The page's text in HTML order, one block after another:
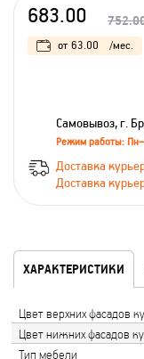
683.00
от 63.00 /мес.
Самовывоз, г.
Режим работы:
Доставка
Доставка
ХАРАКТЕРИСТИКИ
Цвет верхних фасадов
Цвет нижних фасадов
Тип мебели